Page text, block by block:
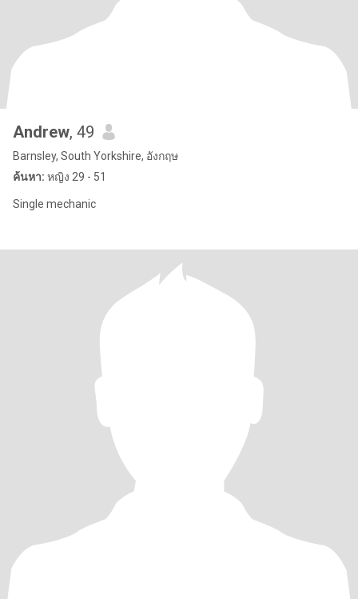
Andrew, 49
Barnsley, South Yorkshire, อังกฤษ
ค้นหา: หญิง 29 - 51
Single mechanic